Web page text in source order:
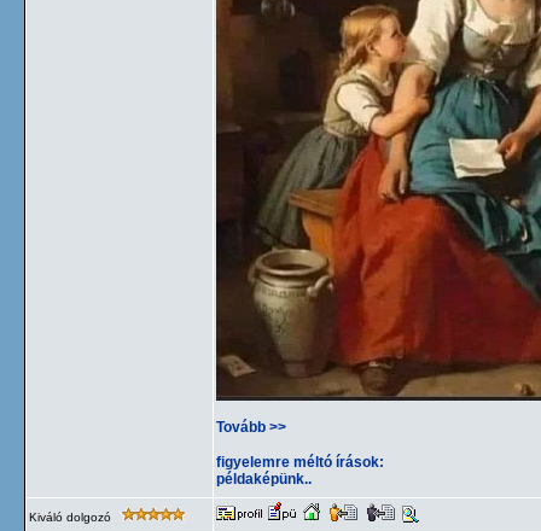
Tovább >>
figyelemre méltó írások:
példaképünk..
Kiváló dolgozó